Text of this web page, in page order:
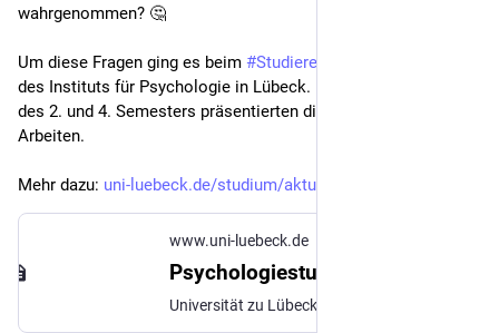
wahrgenommen? 🤔
Um diese Fragen ging es beim #Studierendenkongress
des Instituts für Psychologie in Lübeck. Bachelorstudierende
des 2. und 4. Semesters präsentierten die Ergebnisse ihrer
Arbeiten.
Mehr dazu: uni-luebeck.de/studium/aktuell
www.uni-luebeck.de
Universität zu Lübeck. Im Focus das Leben